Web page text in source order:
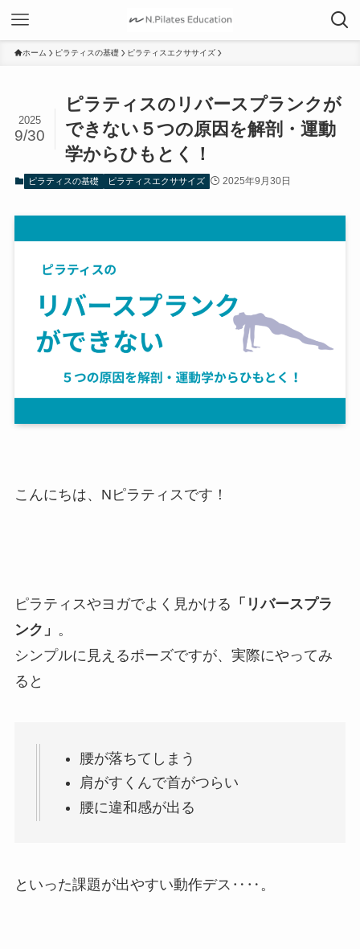
ホーム ピラティスの基礎 ピラティスエクササイズ
ピラティスのリバースプランクが
できない５つの原因を解剖・運動
学からひもとく！
2025
9/30
ピラティスの基礎 ピラティスエクササイズ 2025年9月30日
こんにちは、Nピラティスです！
ピラティスやヨガでよく見かける 「リバースプラ
ンク」 。
シンプルに見えるポーズですが、実際にやってみ
ると
腰が落ちてしまう
肩がすくんで首がつらい
腰に違和感が出る
といった課題が出やすい動作デス‥‥。